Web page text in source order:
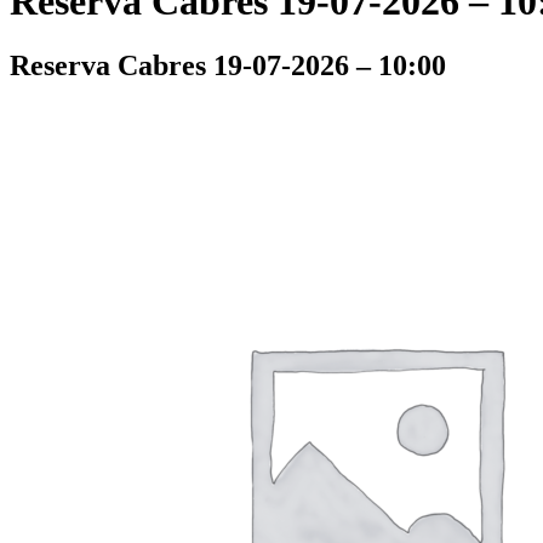
Reserva Cabres 19-07-2026 – 10:00